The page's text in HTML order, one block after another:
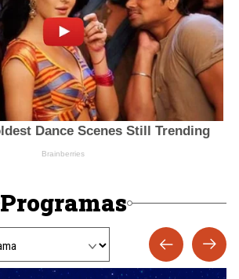
Programas